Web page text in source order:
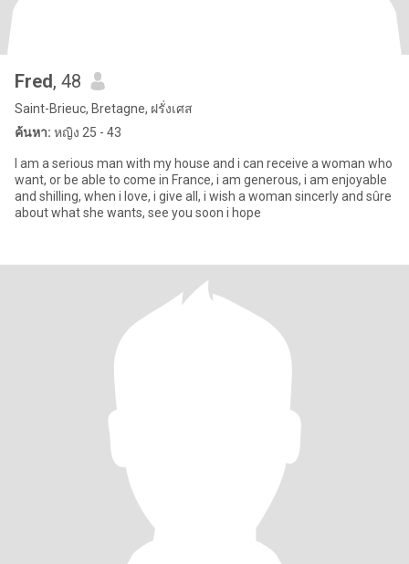
Fred, 48
Saint-Brieuc, Bretagne, ฝรั่งเศส
ค้นหา: หญิง 25 - 43
I am a serious man with my house and i can receive a woman who
want, or be able to come in France, i am generous, i am enjoyable
and shilling, when i love, i give all, i wish a woman sincerly and sûre
about what she wants, see you soon i hope